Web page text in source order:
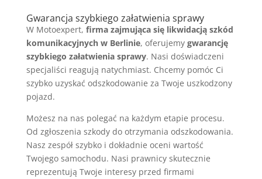
Gwarancja szybkiego załatwienia sprawy
W Motoexpert, firma zajmująca się likwidacją szkód
komunikacyjnych w Berlinie, oferujemy gwarancję
szybkiego załatwienia sprawy. Nasi doświadczeni
specjaliści reagują natychmiast. Chcemy pomóc Ci
szybko uzyskać odszkodowanie za Twoje uszkodzony
pojazd.
Możesz na nas polegać na każdym etapie procesu.
Od zgłoszenia szkody do otrzymania odszkodowania.
Nasz zespół szybko i dokładnie oceni wartość
Twojego samochodu. Nasi prawnicy skutecznie
reprezentują Twoje interesy przed firmami